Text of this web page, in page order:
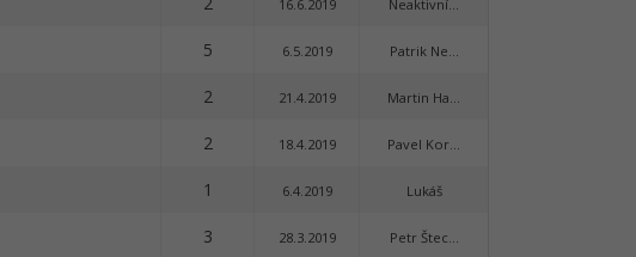
16.6.2019 Neaktivní...
5 6.5.2019 Patrik Ne...
2 21.4.2019 Martin Ha...
2 18.4.2019 Pavel Kor...
1 6.4.2019 Lukáš
3 28.3.2019 Petr Štec...